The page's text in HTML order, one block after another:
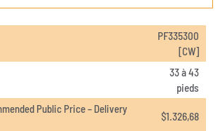
PF335300
[CW]
33 à 43
pieds
Public Price – Delivery
$1.326,68